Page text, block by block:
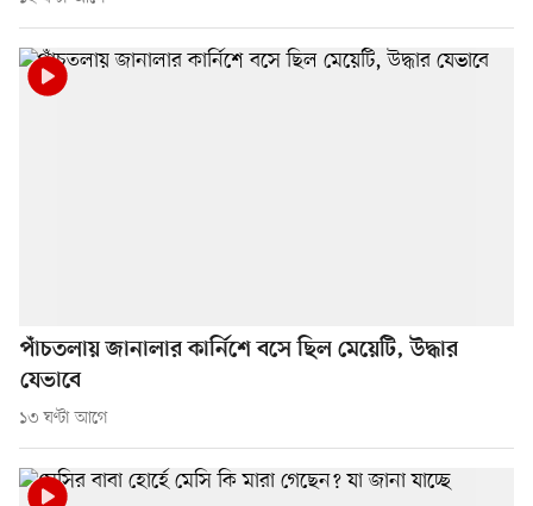
পাঁচতলায় জানালার কার্নিশে বসে ছিল মেয়েটি, উদ্ধার
যেভাবে
১৩ ঘণ্টা আগে